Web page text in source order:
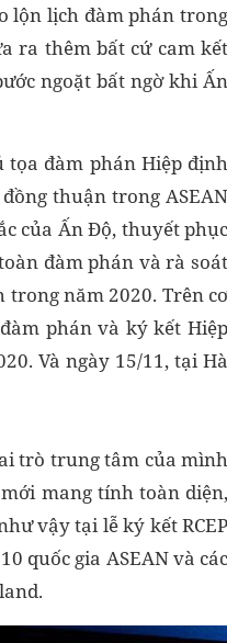
lộn lịch đàm phán trong
ra thêm bất cứ cam kết
ngoặt bất ngờ khi Ấn
tọa đàm phán Hiệp định
thuận trong ASEAN
của Ấn Độ, thuyết phục
đàm phán và rà soát
năm 2020. Trên cơ
phán và ký kết Hiệp
Và ngày 15/11, tại Hà
trò trung tâm của mình
mang tính toàn diện,
vậy tại lễ ký kết RCEP
quốc gia ASEAN và các